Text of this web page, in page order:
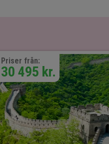
Priser från:
30 495 kr.